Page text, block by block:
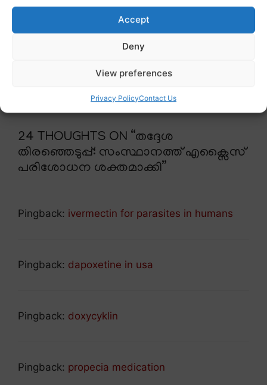
Accept
Deny
View preferences
Privacy PolicyContact Us
തദ്ദേശ തിരഞ്ഞെടുപ്പ്: പരസ്യ പ്രചാരണം
നാളെ അവസാനിക്കും
മോഹൻലാലിനെ പൊന്നാടയണിയിച്ച് മമ്മൂട്ടി;
‘പാട്രിയറ്റി’ന്റെ ലൊക്കേഷനിൽ സ്നേഹപ്രകടനം
24 THOUGHTS ON “തദ്ദേശ
തിരഞ്ഞെടുപ്പ്: സംസ്ഥാനത്ത് എക്സൈസ്
പരിശോധന ശക്തമാക്കി”
Pingback: ivermectin for parasites in humans
Pingback: dapoxetine in usa
Pingback: doxycyklin
Pingback: propecia medication